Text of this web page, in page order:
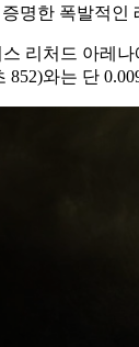
명한 폭발적인
리처드 아레
와는 단